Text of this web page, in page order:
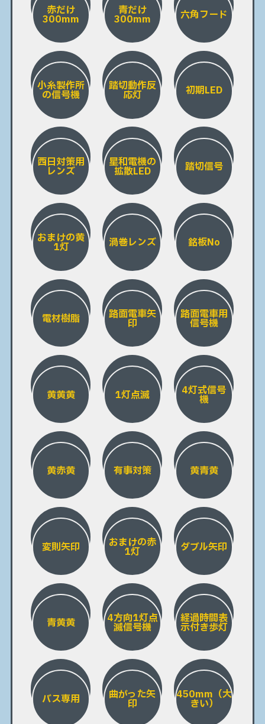
赤だけ
300mm
青だけ
300mm 六角フード
小糸製作所
の信号機
踏切動作反
応灯 初期LED
西日対策用
レンズ
星和電機の
拡散LED 踏切信号
おまけの黄
1灯 渦巻レンズ 銘板No
電材樹脂 路面電車矢
印
路面電車用
信号機
黄黄黄 1灯点滅 4灯式信号
機
黄赤黄 有事対策 黄青黄
変則矢印 おまけの赤
1灯 ダブル矢印
青黄黄 4方向1灯点
滅信号機
経過時間表
示付き歩灯
バス専用 曲がった矢
印
450mm（大
きい）